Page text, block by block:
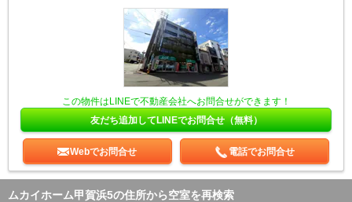
この物件はLINEで不動産会社へお問合せができます！
友だち追加してLINEでお問合せ（無料）
Webでお問合せ 電話でお問合せ
ムカイホーム甲賀浜5の住所から空室を再検索